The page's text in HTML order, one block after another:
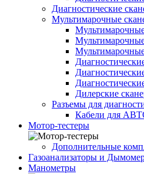
Диагностические
Мультимарочные
Дилерские
Разъемы для
Кабели для
Мотор-тестеры
Дополнительные
Газоанализаторы и
Манометры